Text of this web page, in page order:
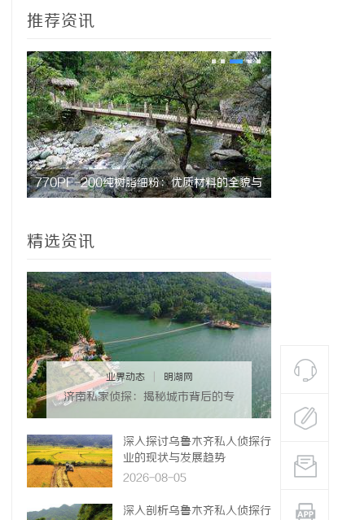
推荐资讯
770PF-200纯树脂细粉：优质材料的全貌与 武汉配眼镜 上
精选资讯
业界动态 明湖网
济南私家侦探：揭秘城市背后的专
深入探讨乌鲁木齐私人侦探行
业的现状与发展趋势
2026-08-05
深入剖析乌鲁木齐私人侦探行